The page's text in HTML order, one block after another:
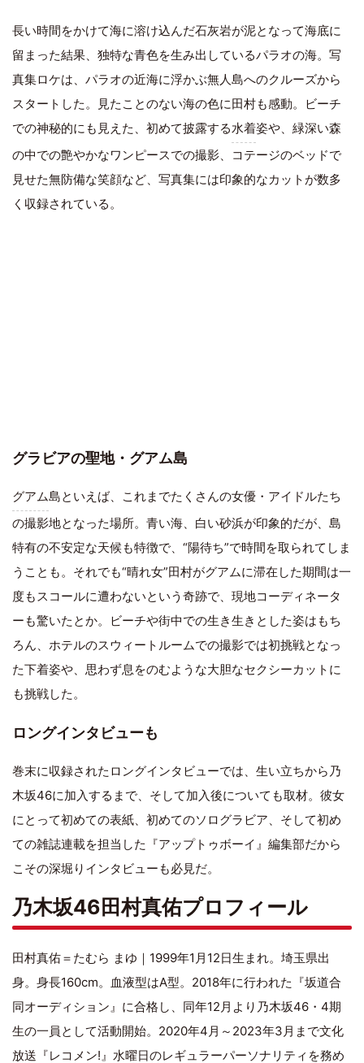
長い時間をかけて海に溶け込んだ石灰岩が泥となって海底に
留まった結果、独特な青色を生み出しているパラオの海。写
真集ロケは、パラオの近海に浮かぶ無人島へのクルーズから
スタートした。見たことのない海の色に田村も感動。ビーチ
での神秘的にも見えた、初めて披露する水着姿や、緑深い森
の中での艶やかなワンピースでの撮影、コテージのベッドで
見せた無防備な笑顔など、写真集には印象的なカットが数多
く収録されている。
グラビアの聖地・グアム島
グアム島といえば、これまでたくさんの女優・アイドルたち
の撮影地となった場所。青い海、白い砂浜が印象的だが、島
特有の不安定な天候も特徴で、“陽待ち”で時間を取られてしま
うことも。それでも“晴れ女”田村がグアムに滞在した期間は一
度もスコールに遭わないという奇跡で、現地コーディネータ
ーも驚いたとか。ビーチや街中での生き生きとした姿はもち
ろん、ホテルのスウィートルームでの撮影では初挑戦となっ
た下着姿や、思わず息をのむような大胆なセクシーカットに
も挑戦した。
ロングインタビューも
巻末に収録されたロングインタビューでは、生い立ちから乃
木坂46に加入するまで、そして加入後についても取材。彼女
にとって初めての表紙、初めてのソログラビア、そして初め
ての雑誌連載を担当した『アップトゥボーイ』編集部だから
こその深堀りインタビューも必見だ。
乃木坂46田村真佑プロフィール
田村真佑＝たむら まゆ｜1999年1月12日生まれ。埼玉県出
身。身長160cm。血液型はA型。2018年に行われた『坂道合
同オーディション』に合格し、同年12月より乃木坂46・4期
生の一員として活動開始。2020年4月～2023年3月まで文化
放送『レコメン!』水曜日のレギュラーパーソナリティを務め